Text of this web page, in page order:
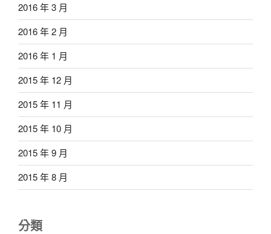
2016 年 3 月
2016 年 2 月
2016 年 1 月
2015 年 12 月
2015 年 11 月
2015 年 10 月
2015 年 9 月
2015 年 8 月
分類